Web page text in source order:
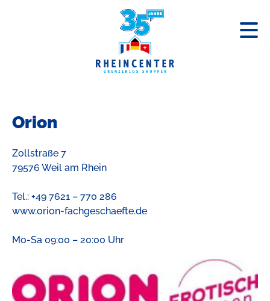
Orion
Zollstraße 7
79576 Weil am Rhein
Tel.: +49 7621 – 770 286
www.orion-fachgeschaefte.de
Mo-Sa 09:00 – 20:00 Uhr